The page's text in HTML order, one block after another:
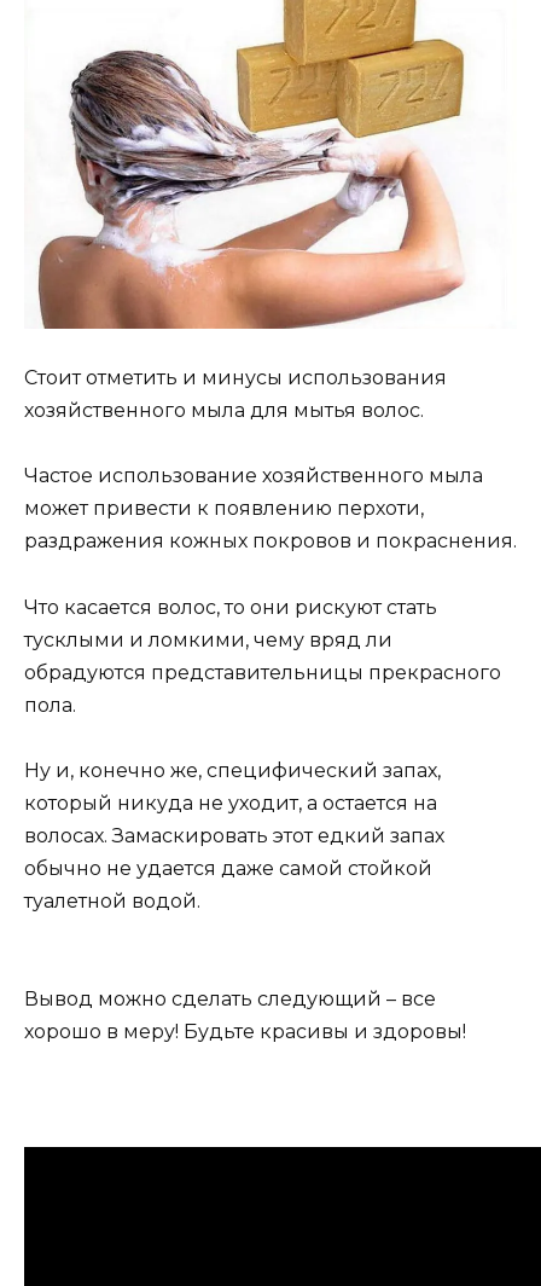
Стоит отметить и минусы использования
хозяйственного мыла для мытья волос.
Частое использование хозяйственного мыла
может привести к появлению перхоти,
раздражения кожных покровов и покраснения.
Что касается волос, то они рискуют стать
тусклыми и ломкими, чему вряд ли
обрадуются представительницы прекрасного
пола.
Ну и, конечно же, специфический запах,
который никуда не уходит, а остается на
волосах. Замаскировать этот едкий запах
обычно не удается даже самой стойкой
туалетной водой.
Вывод можно сделать следующий – все
хорошо в меру! Будьте красивы и здоровы!